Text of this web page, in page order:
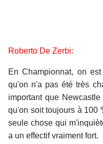
Roberto De Zerbi:
En Championnat, on
qu'on n'a pas été très
important que
qu'on soit toujours à 100
seule chose qui
a un effectif vraiment fort.